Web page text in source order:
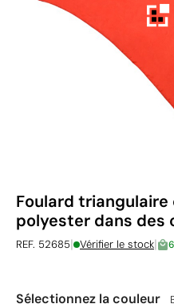
Foulard triangulaire
polyester dans des
REF. 52685| Vérifier le stock|
Sélectionnez la couleur